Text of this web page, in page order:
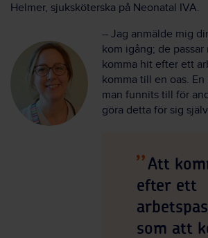
Helmer, sjuksköterska på Neonatal IVA.
– Jag anmälde mig
kom igång; de
komma hit efter ett
komma till en oas.
man funnits till för
göra detta för sig
Att
efter ett
som att